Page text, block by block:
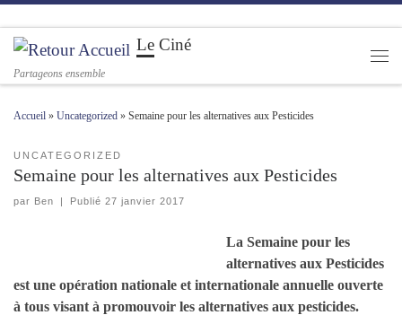
Passer au contenu
Le Ciné
Partageons ensemble
Accueil » Uncategorized » Semaine pour les alternatives aux Pesticides
UNCATEGORIZED
Semaine pour les alternatives aux Pesticides
par Ben | Publié 27 janvier 2017
La Semaine pour les
alternatives aux Pesticides
est une opération nationale et internationale annuelle ouverte
à tous visant à promouvoir les alternatives aux pesticides.